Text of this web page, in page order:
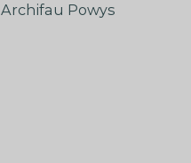
Archifau Powys